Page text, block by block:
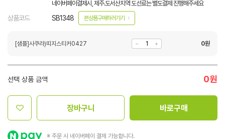
네이버페이결제시, 제주.도서산지역 도선료는 별도결제 진행해주세요
상품코드 SB1348 본상품구매하러가기
[샘플]사쿠라)띠지스티커0427 0원
선택 상품 금액 0원
장바구니 바로구매
※ 주문 시 네이버페이 결제 가능합니다.